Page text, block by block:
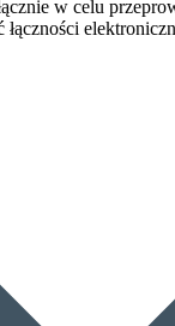
w celu